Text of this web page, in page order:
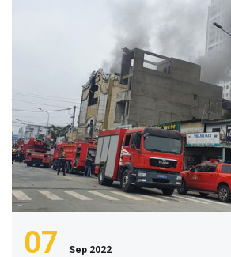
07 Sep 2022